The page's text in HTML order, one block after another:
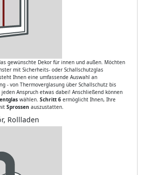
gewünschte Dekor für innen und außen. Möchten
mit Sicherheits- oder Schallschutzglas
Ihnen eine umfassende Auswahl an
- von Thermoverglasung über Schallschutz bis
Anspruch etwas dabei! Anschließend können
wählen. Schritt 6 ermöglicht Ihnen, Ihre
Sprossen auszustatten.
Rollladen